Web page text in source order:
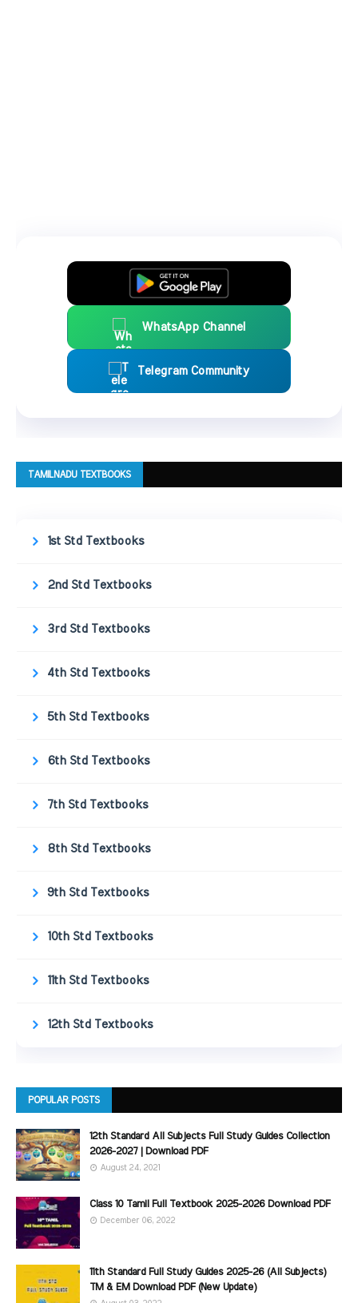
WhatsApp Channel
Telegram Community
TAMILNADU TEXTBOOKS
1st Std Textbooks
2nd Std Textbooks
3rd Std Textbooks
4th Std Textbooks
5th Std Textbooks
6th Std Textbooks
7th Std Textbooks
8th Std Textbooks
9th Std Textbooks
10th Std Textbooks
11th Std Textbooks
12th Std Textbooks
POPULAR POSTS
12th Standard All Subjects Full Study Guides Collection
2026-2027 | Download PDF
August 24, 2021
Class 10 Tamil Full Textbook 2025-2026 Download PDF
December 06, 2022
11th Standard Full Study Guides 2025-26 (All Subjects)
TM & EM Download PDF (New Update)